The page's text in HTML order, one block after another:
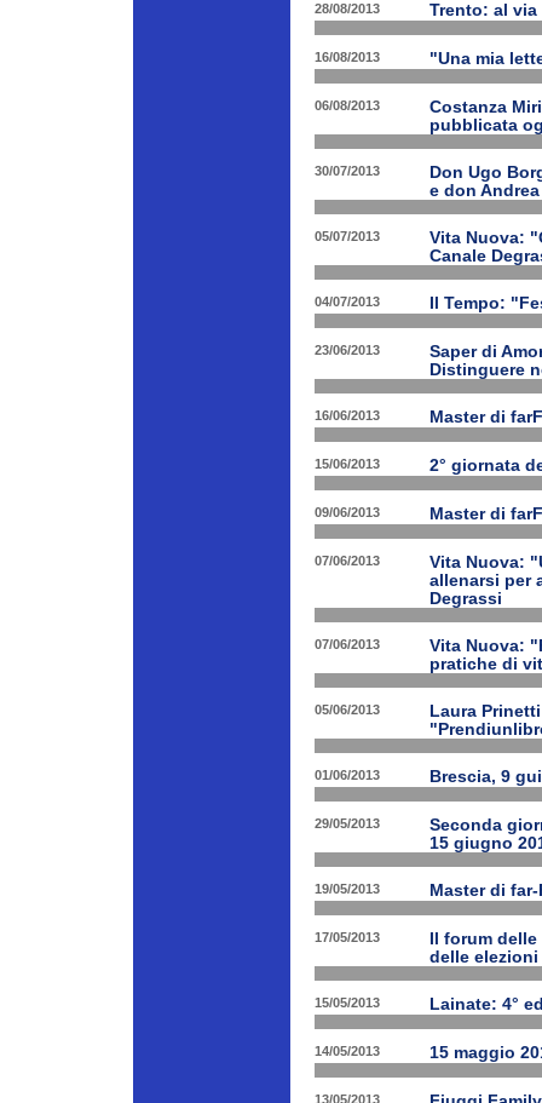
28/08/2013 Trento: al
16/08/2013 "Una mia
06/08/2013
Costanza
pubblicata
30/07/2013
Don Ugo
e don
05/07/2013
Vita Nuova:
Canale
04/07/2013 Il Tempo:
23/06/2013
Saper di
Distinguere
16/06/2013 Master di
15/06/2013 2° giornata
09/06/2013 Master di
07/06/2013
Vita Nuova:
allenarsi per
Degrassi
07/06/2013
Vita Nuova:
pratiche di
05/06/2013
Laura
01/06/2013 Brescia, 9
29/05/2013
Seconda
15 giugno
19/05/2013 Master di
17/05/2013
Il forum
delle elezioni
15/05/2013 Lainate: 4°
14/05/2013 15 maggio
13/05/2013